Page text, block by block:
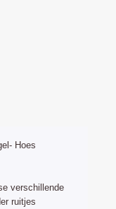
Hoes
verschillende
ruitjes